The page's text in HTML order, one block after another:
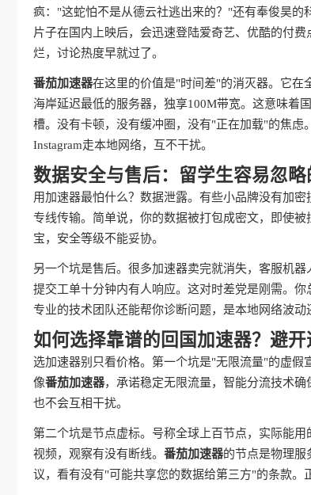
疯："这蛇怕不是从德云社逃出来的？"还有奉俊昊
片子在国内上映后，会迅速登陆爱奇艺、优酷的付
烂，讨论热度早就过了。
番茄加速器在这里的价值是"时间差"的消灭器。它在
海岸延迟最低的服务器，独享100M带宽。这意味着
槽。没有卡顿，没有缓冲圈，没有"正在加载"的焦虑
Instagram走本地网络，互不干扰。
数据安全与售后：留学生容易忽
用加速器最怕什么？数据泄露。有些小品牌没有加密
专线传输。简单说，你的数据被打包成密文，即使
宝，安全等级不能妥协。
另一个坑是售后。很多加速器卖完就消失，客服机器
提交工单十分钟内有人响应。这对时差党是刚需。
专业的技术团队还能帮你诊断问题，是本地网络波
如何选择靠谱的回国加速器？避
选加速器别只看价格。第一个坑是"无限流量"的虚假
像番茄加速器，承诺稳定无限流量，智能分流技术确
也不会互相干扰。
第二个坑是节点虚标。号称全球上百节点，实际能
视频，观察有没有断线。 番茄加速器的节点是物理服
议，看有没有"可能共享您的数据给第三方"的条款。